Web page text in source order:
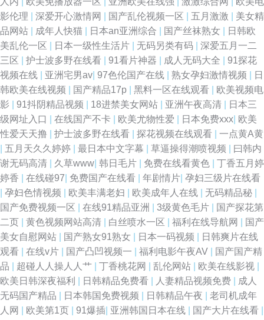
影伦理
深爱开心激情网 国产乱伦视频一区 五月激激
美女精
品网站
成年人快猫 日本an亚洲综合 国产丝袜熟女
日韩欧
美乱伦一区
日本一级性生活片 无码另类有码
深爱五月一二
三区
护士波多野在线看 91看片神器 成人无码大全
91探花
视频在线
亚洲宅男av 97色伦国产在线 熟女孕妇激情视频
日
韩欧美在线视频
国产精品17p 黑料一区在线观看
欧美视频电
影
91抖阴精品视频 18进禁美女网站 亚洲午夜高清
日本三
级网址入口
在线国产不卡 欧美尤物性爱 日本免费xxx 欧美
性爱天天撸
护士波多野在线看 探花视频在线观看
一点黄A黄
五月天久久婷婷 最日本中文字幕 草逼操得潮喷视频
曰韩内
谢无码高清
久草www 韩日毛片 免费在线看黄色
丁香五月婷
婷香
在线碰97 免费国产在线看 年剧情片 孕妇三级片在线看
孕妇色情视频 欧美丰满老妇 欧美成年人在线 无码精品秘
国产免费视频一区
在线91精品亚洲 3级黄色毛片
国产探花第
二页
黄色视频网站高清 白丝喷水一区 福利在线导航网
国产
美女自慰网站
国产熟女91熟女 日本一码视频
日韩爽片在线
观看
在线v片 国产凸凹视频一 福利电影午夜AV
国产国产精
品
超碰人人操人人艹 丁香桃花网 乱伦网站 欧美在线影视
欧美日韩深夜福利
日韩精品免费看 人妻精品视频免费
成人
无码国产精品
日本韩国免费视频 日韩精品午夜
老司机成年
人网
欧美第1页 91爆插 亚洲韩国日本在线 国产大片在线看